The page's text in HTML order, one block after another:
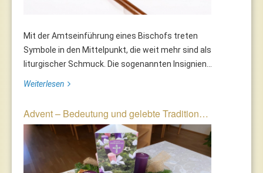
Mit der Amtseinführung eines Bischofs treten
Symbole in den Mittelpunkt, die weit mehr sind als
liturgischer Schmuck. Die sogenannten Insignien...
Weiterlesen
Advent – Bedeutung und gelebte Tradition…